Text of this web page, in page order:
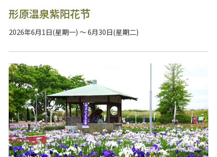
形原温泉紫阳花节
2026年6月1日(星期一) ～ 6月30日(星期二)